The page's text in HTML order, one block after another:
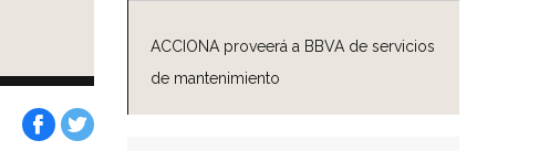
ACCIONA proveerá a BBVA de servicios
de mantenimiento